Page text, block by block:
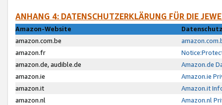
ANHANG 4: DATENSCHUTZERKLÄRUNG FÜR DIE
Amazon-Website
amazon.com.be
amazon.fr
amazon.de, audible.de
Amazon.de
amazon.ie
Amazon.ie
amazon.it
Amazon.it
amazon.nl
Amazon.nl